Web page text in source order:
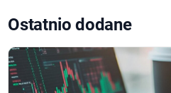
Ostatnio dodane